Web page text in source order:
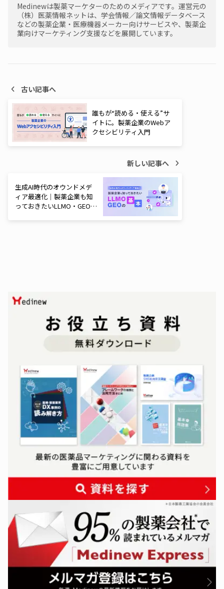
Medinewは製薬マーケターのためのメディアです。運営元の
（株）医薬情報ネットは、学会情報／論文情報データベース
などの製薬企業・医療機器メーカー向けサービスや、製薬企
業向けマーケティング支援などを展開しています。
古い記事へ
誰もが“読める・使える”サ
イトに。製薬企業のWebア
クセシビリティ入門
新しい記事へ
生成AI時代のオウンドメデ
ィア最適化｜製薬企業も知
っておきたいLLMO・GEOの